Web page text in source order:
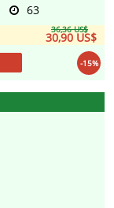
63
36,36 US$
30,90 US$
-15%